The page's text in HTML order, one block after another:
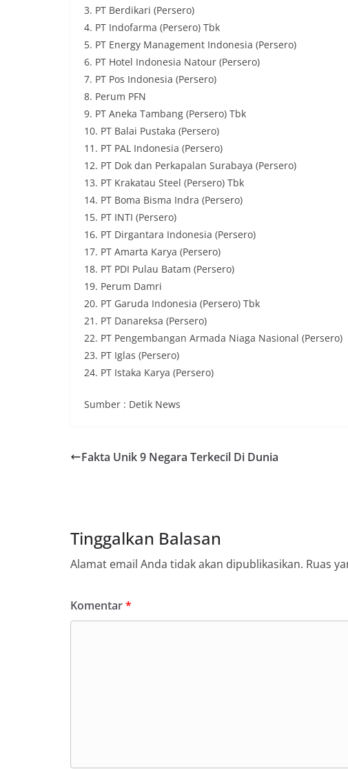
3. PT Berdikari (Persero)
4. PT Indofarma (Persero) Tbk
5. PT Energy Management Indonesia (Persero)
6. PT Hotel Indonesia Natour (Persero)
7. PT Pos Indonesia (Persero)
8. Perum PFN
9. PT Aneka Tambang (Persero) Tbk
10. PT Balai Pustaka (Persero)
11. PT PAL Indonesia (Persero)
12. PT Dok dan Perkapalan Surabaya (Persero)
13. PT Krakatau Steel (Persero) Tbk
14. PT Boma Bisma Indra (Persero)
15. PT INTI (Persero)
16. PT Dirgantara Indonesia (Persero)
17. PT Amarta Karya (Persero)
18. PT PDI Pulau Batam (Persero)
19. Perum Damri
20. PT Garuda Indonesia (Persero) Tbk
21. PT Danareksa (Persero)
22. PT Pengembangan Armada Niaga Nasional (Persero)
23. PT Iglas (Persero)
24. PT Istaka Karya (Persero)
Sumber : Detik News
Fakta Unik 9 Negara Terkecil Di Dunia
Tinggalkan Balasan
Alamat email Anda tidak akan dipublikasikan. Ruas
Komentar*